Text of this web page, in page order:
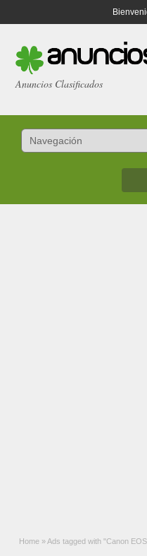
Anuncios Clasificados
Home » Ads tagged with "Canon